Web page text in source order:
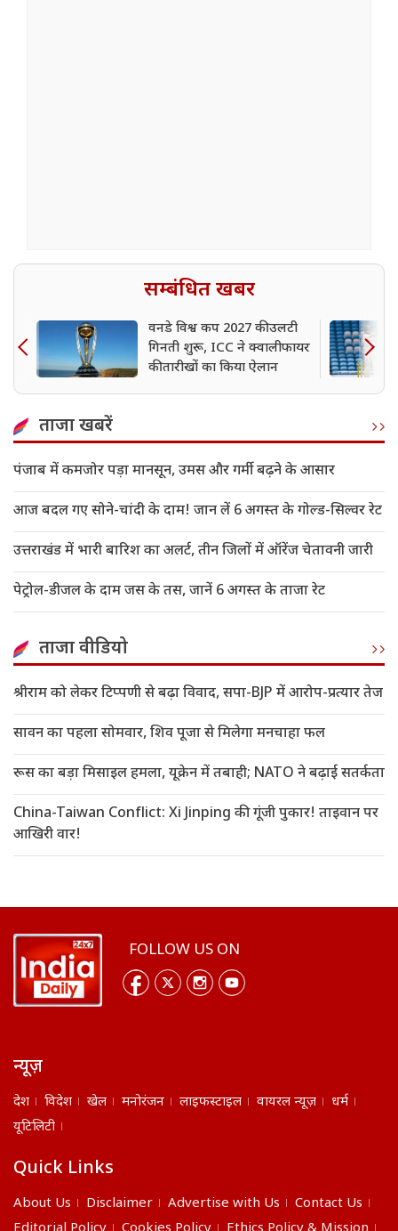
सम्बंधित खबर
वनडे विश्व कप 2027 की उलटी
गिनती शुरू, ICC ने क्वालीफायर
की तारीखों का किया ऐलान
ताजा खबरें
पंजाब में कमजोर पड़ा मानसून, उमस और गर्मी बढ़ने के आसार
आज बदल गए सोने-चांदी के दाम! जान लें 6 अगस्त के गोल्ड-सिल्वर रेट
उत्तराखंड में भारी बारिश का अलर्ट, तीन जिलों में ऑरेंज चेतावनी जारी
पेट्रोल-डीजल के दाम जस के तस, जानें 6 अगस्त के ताजा रेट
ताजा वीडियो
श्रीराम को लेकर टिप्पणी से बढ़ा विवाद, सपा-BJP में आरोप-प्रत्यार तेज
सावन का पहला सोमवार, शिव पूजा से मिलेगा मनचाहा फल
रूस का बड़ा मिसाइल हमला, यूक्रेन में तबाही; NATO ने बढ़ाई सतर्कता
China-Taiwan Conflict: Xi Jinping की गूंजी पुकार! ताइवान पर
आखिरी वार!
FOLLOW US ON
न्यूज़
देश विदेश खेल मनोरंजन लाइफस्टाइल वायरल न्यूज़
धर्म
यूटिलिटी
Quick Links
About Us Disclaimer Advertise with Us
Contact Us